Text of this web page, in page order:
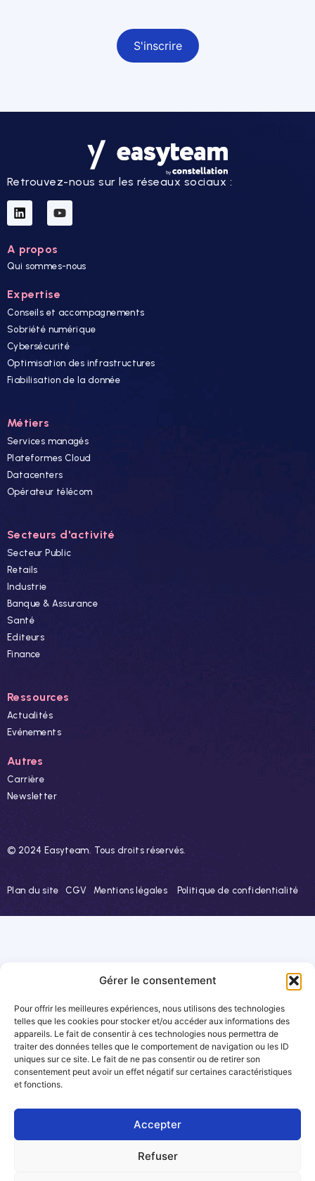
Gérer le consentement
Pour offrir les meilleures expériences, nous utilisons des technologies
telles que les cookies pour stocker et/ou accéder aux informations des
appareils. Le fait de consentir à ces technologies nous permettra de
traiter des données telles que le comportement de navigation ou les ID
uniques sur ce site. Le fait de ne pas consentir ou de retirer son
consentement peut avoir un effet négatif sur certaines caractéristiques
et fonctions.
Accepter
Refuser
Retrouvez-nous sur les réseaux sociaux :
A propos
Qui sommes-nous
Expertise
Conseils et accompagnements
Sobriété numérique
Cybersécurité
Optimisation des infrastructures
Fiabilisation de la donnée
Métiers
Services managés
Plateformes Cloud
Datacenters
Opérateur télécom
Secteurs d'activité
Secteur Public
Retails
Industrie
Banque & Assurance
Santé
Editeurs
Finance
Ressources
Actualités
Evénements
Autres
Carrière
Newsletter
© 2024 Easyteam. Tous droits réservés.
Plan du site CGV Mentions légales Politique de confidentialité